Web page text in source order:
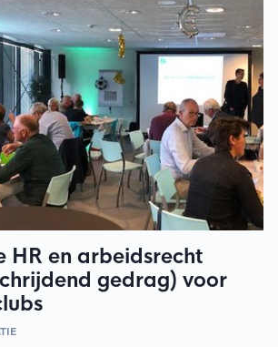
HR en arbeidsrecht
gedrag) voor